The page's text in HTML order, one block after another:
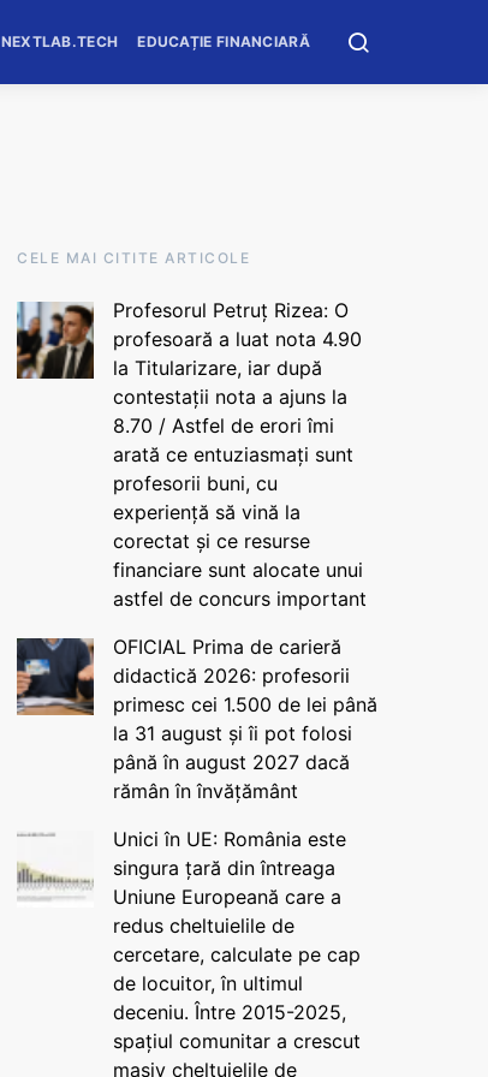
NEXTLAB.TECH EDUCAȚIE FINANCIARĂ
CELE MAI CITITE ARTICOLE
Profesorul Petruț Rizea: O
profesoară a luat nota 4.90
la Titularizare, iar după
contestații nota a ajuns la
8.70 / Astfel de erori îmi
arată ce entuziasmați sunt
profesorii buni, cu
experiență să vină la
corectat și ce resurse
financiare sunt alocate unui
astfel de concurs important
OFICIAL Prima de carieră
didactică 2026: profesorii
primesc cei 1.500 de lei până
la 31 august și îi pot folosi
până în august 2027 dacă
rămân în învățământ
Unici în UE: România este
singura țară din întreaga
Uniune Europeană care a
redus cheltuielile de
cercetare, calculate pe cap
de locuitor, în ultimul
deceniu. Între 2015-2025,
spațiul comunitar a crescut
masiv cheltuielile de